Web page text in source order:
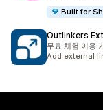
Built for
Outlinkers
무료 체험 이용
Add external